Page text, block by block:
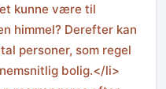
kunne være til
himmel? Derefter kan
personer, som regel
bolig.</li>